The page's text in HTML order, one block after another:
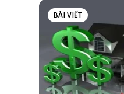
BÀI VIẾT